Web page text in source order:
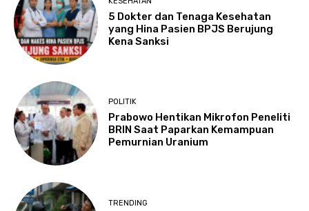
5 Dokter dan Tenaga Kesehatan
yang Hina Pasien BPJS Berujung
Kena Sanksi
POLITIK
Prabowo Hentikan Mikrofon Peneliti
BRIN Saat Paparkan Kemampuan
Pemurnian Uranium
TRENDING